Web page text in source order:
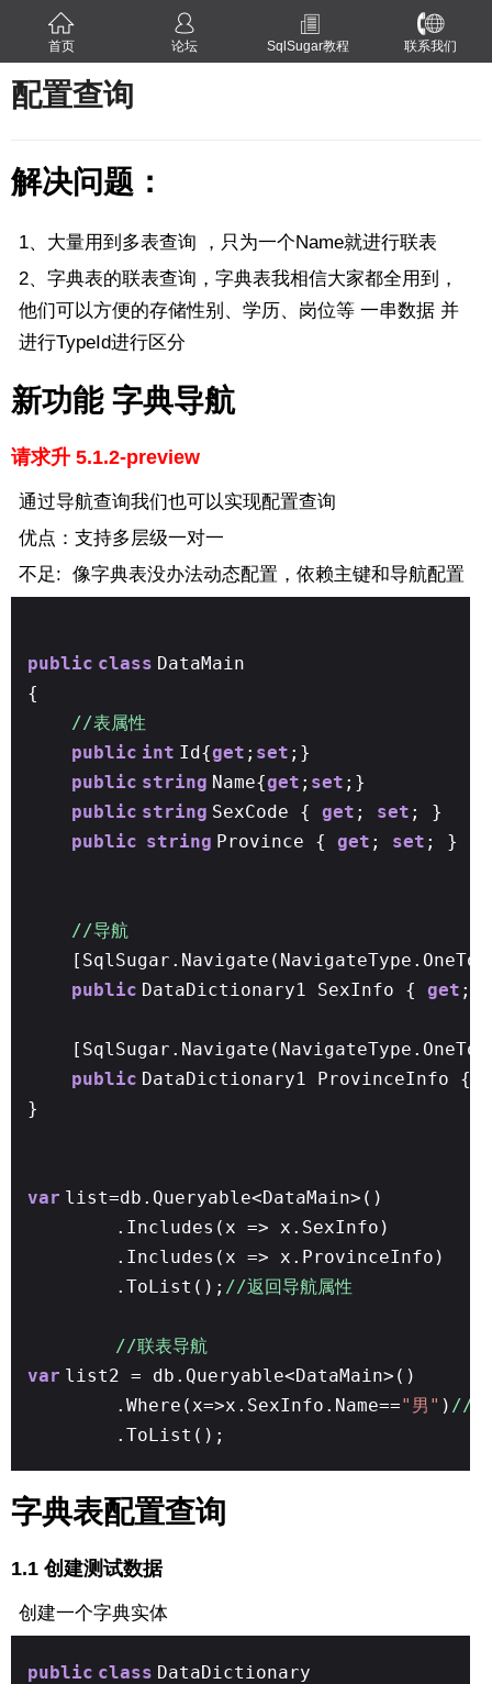
首页 论坛 SqlSugar教程 联系我们
配置查询
解决问题：
1、大量用到多表查询 ，只为一个Name就进行联表
2、字典表的联表查询，字典表我相信大家都全用到，
他们可以方便的存储性别、学历、岗位等 一串数据 并
进行TypeId进行区分
新功能 字典导航
请求升 5.1.2-preview
通过导航查询我们也可以实现配置查询
优点：支持多层级一对一
不足: 像字典表没办法动态配置，依赖主键和导航配置
public class DataMain
{
//表属性
public int Id{get ; set ;}
public string Name{get ; set ;}
public string SexCode { get ; set ; }
public string Province { get ; set ; }
//导航
public DataDictionary1 SexInfo { get ;
public DataDictionary1 ProvinceInfo {
}
var list=db.Queryable<DataMain>()
.Includes(x => x.SexInfo)
.Includes(x => x.ProvinceInfo)
.ToList(); //返回导航属性
//联表导航
var list2 = db.Queryable<DataMain>()
.Where(x=>x.SexInfo.Name=="男" ) //也
.ToList();
字典表配置查询
1.1 创建测试数据
创建一个字典实体
public class DataDictionary